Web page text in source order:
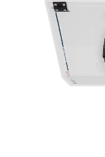
REZISTENTE
REZISTENTE
Ventilatoare
Ventilatoare
Compresoare
Compresoare
Compresoare
VAPORIZATOARE